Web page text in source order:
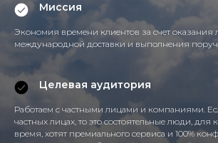
Миссия
Экономия времени клиентов за счет оказания
международной доставки и выполнения
Целевая аудитория
Работаем с частными лицами и компаниями.
частных лицах, то это состоятельные люди, для
время, хотят премиального сервиса и 100%